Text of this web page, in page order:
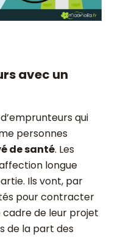
avec un
qui
personnes
de santé. Les
longue
Ils vont, par
pour contracter
cadre de leur projet
de la part des